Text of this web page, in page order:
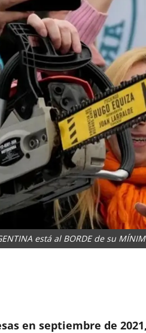
está al BORDE de su
en septiembre de